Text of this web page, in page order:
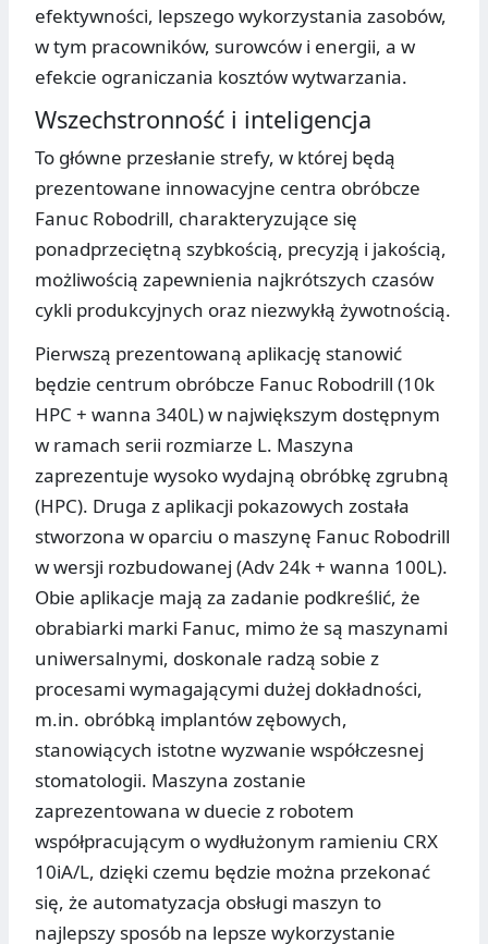
efektywności, lepszego wykorzystania zasobów,
w tym pracowników, surowców i energii, a w
efekcie ograniczania kosztów wytwarzania.
Wszechstronność i inteligencja
To główne przesłanie strefy, w której będą
prezentowane innowacyjne centra obróbcze
Fanuc Robodrill, charakteryzujące się
ponadprzeciętną szybkością, precyzją i jakością,
możliwością zapewnienia najkrótszych czasów
cykli produkcyjnych oraz niezwykłą żywotnością.
Pierwszą prezentowaną aplikację stanowić
będzie centrum obróbcze Fanuc Robodrill (10k
HPC + wanna 340L) w największym dostępnym
w ramach serii rozmiarze L. Maszyna
zaprezentuje wysoko wydajną obróbkę zgrubną
(HPC). Druga z aplikacji pokazowych została
stworzona w oparciu o maszynę Fanuc Robodrill
w wersji rozbudowanej (Adv 24k + wanna 100L).
Obie aplikacje mają za zadanie podkreślić, że
obrabiarki marki Fanuc, mimo że są maszynami
uniwersalnymi, doskonale radzą sobie z
procesami wymagającymi dużej dokładności,
m.in. obróbką implantów zębowych,
stanowiących istotne wyzwanie współczesnej
stomatologii. Maszyna zostanie
zaprezentowana w duecie z robotem
współpracującym o wydłużonym ramieniu CRX
10iA/L, dzięki czemu będzie można przekonać
się, że automatyzacja obsługi maszyn to
najlepszy sposób na lepsze wykorzystanie